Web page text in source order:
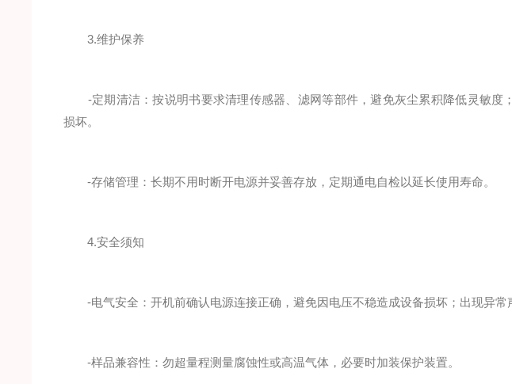
3.维护保养
-定期清洁：按说明书要求清理传感器、滤网等部件，避免灰尘累积降低灵敏度
损坏。
-存储管理：长期不用时断开电源并妥善存放，定期通电自检以延长使用寿命。
4.安全须知
-电气安全：开机前确认电源连接正确，避免因电压不稳造成设备损坏；出现异常
-样品兼容性：勿超量程测量腐蚀性或高温气体，必要时加装保护装置。